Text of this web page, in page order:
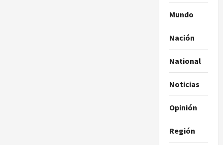
Mundo
Nación
National
Noticias
Opinión
Región